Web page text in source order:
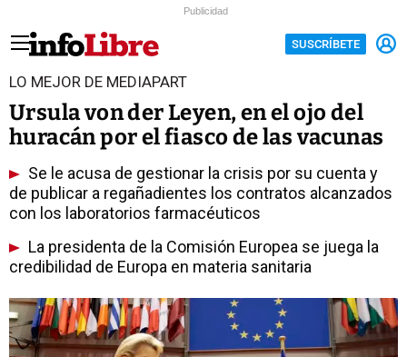
Publicidad
SUSCRÍBETE
LO MEJOR DE MEDIAPART
Ursula von der Leyen, en el ojo del
huracán por el fiasco de las vacunas
Se le acusa de gestionar la crisis por su cuenta y
de publicar a regañadientes los contratos alcanzados
con los laboratorios farmacéuticos
La presidenta de la Comisión Europea se juega la
credibilidad de Europa en materia sanitaria